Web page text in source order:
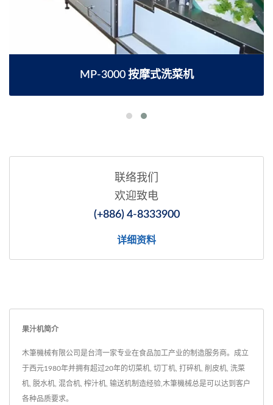
MP-3000 按摩式洗菜机
联络我们
欢迎致电
(+886) 4-8333900
详细资料
果汁机简介
木筆機械有限公司是台湾一家专业在食品加工产业的制造服务商。成立
于西元1980年并拥有超过20年的切菜机, 切丁机, 打碎机, 削皮机, 洗菜
机, 脱水机, 混合机, 榨汁机, 输送机制造经验,木筆機械总是可以达到客户
各种品质要求。